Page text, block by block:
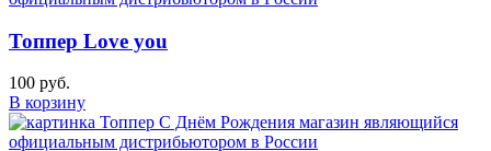
Топпер Love you
100 руб.
В корзину